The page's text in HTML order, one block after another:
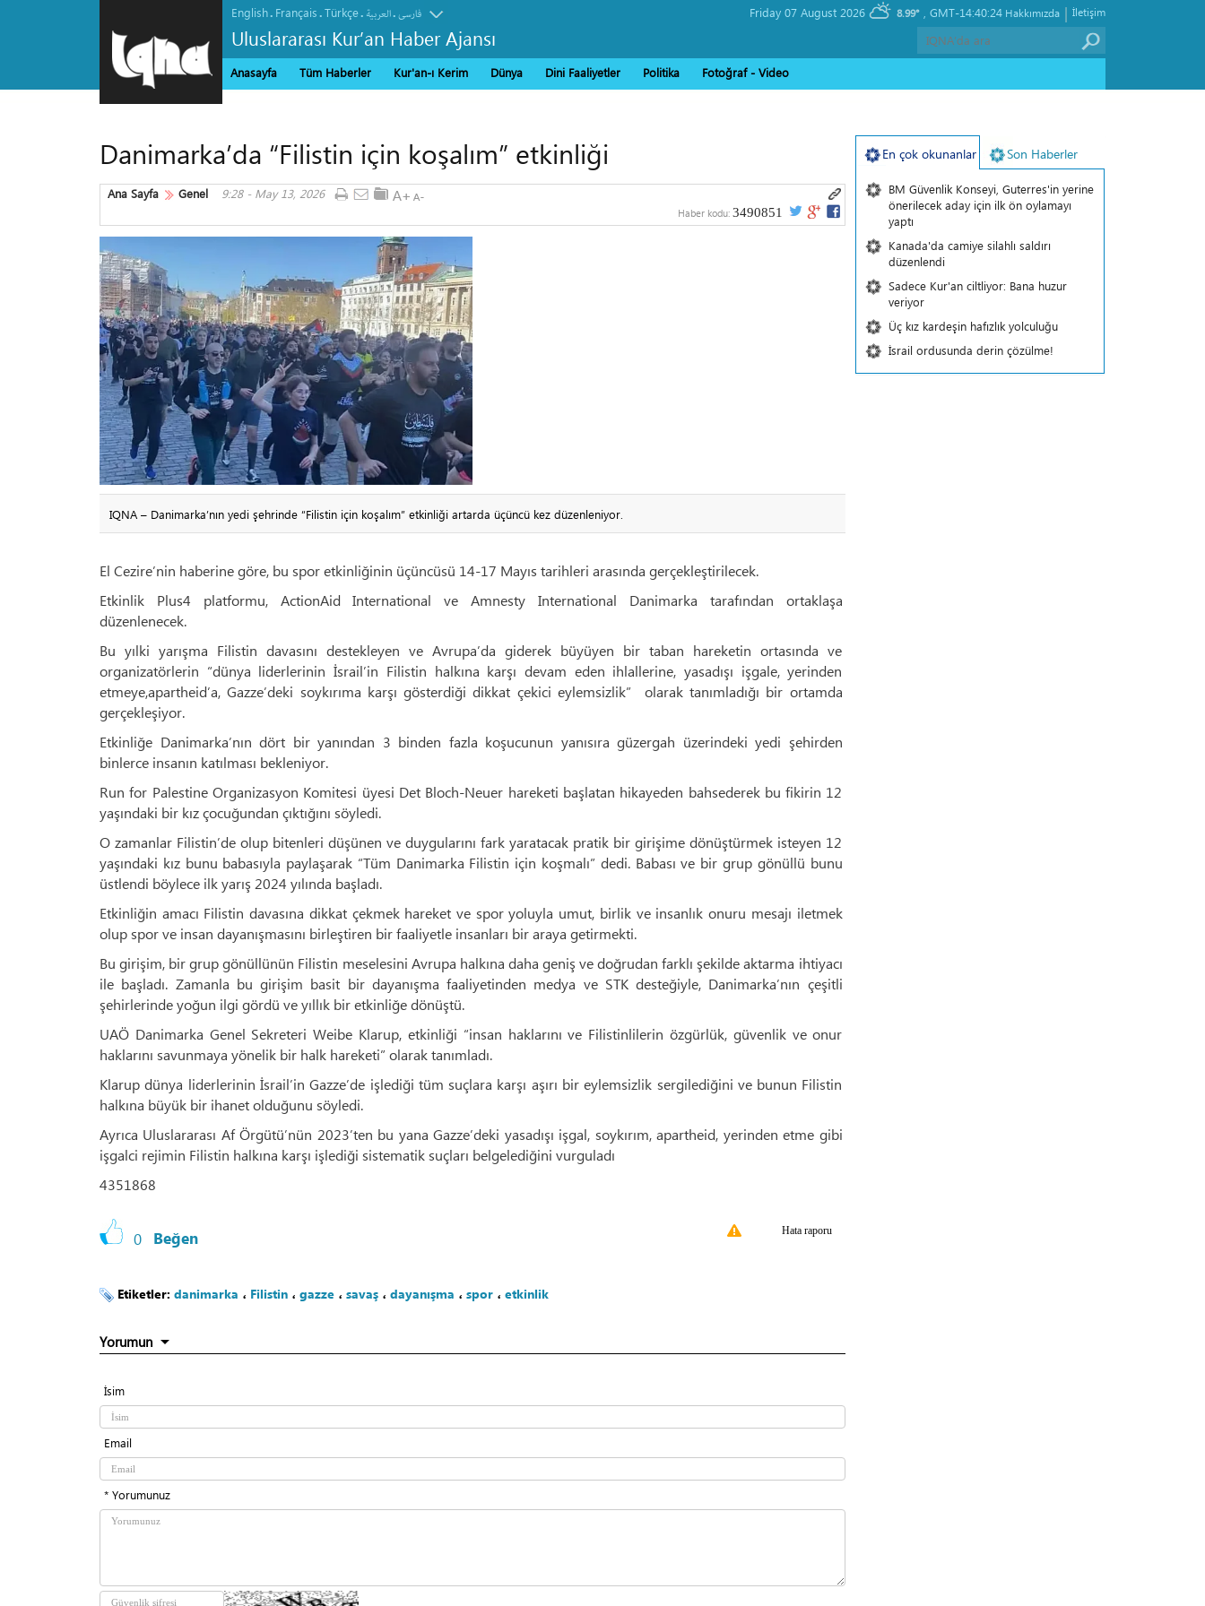
English. Français.Türkçe. العربیة.فارسی
Uluslararası Kur’an Haber Ajansı
GMT-14:40:24
8.99° İletişim
|
Hakkımızda
Anasayfa Tüm Haberler Kur'an-ı Kerim Dünya Dini Faaliyetler Politika Fotoğraf - Video
Danimarka’da “Filistin için koşalım” etkinliği
Ana Sayfa Genel 9:28 - May 13, 2026
Haber kodu: 3490851
IQNA – Danimarka’nın yedi şehrinde “Filistin için koşalım” etkinliği artarda üçüncü kez düzenleniyor.
El Cezire’nin haberine göre, bu spor etkinliğinin üçüncüsü 14-17 Mayıs tarihleri arasında gerçekleştirilecek.
Etkinlik Plus4 platformu, ActionAid International ve Amnesty International Danimarka tarafından ortaklaşa
düzenlenecek.
Bu yılki yarışma Filistin davasını destekleyen ve Avrupa’da giderek büyüyen bir taban hareketin ortasında ve
organizatörlerin “dünya liderlerinin İsrail’in Filistin halkına karşı devam eden ihlallerine, yasadışı işgale, yerinden
etmeye,apartheid’a, Gazze’deki soykırıma karşı gösterdiği dikkat çekici eylemsizlik” olarak tanımladığı bir ortamda
gerçekleşiyor.
Etkinliğe Danimarka’nın dört bir yanından 3 binden fazla koşucunun yanısıra güzergah üzerindeki yedi şehirden
binlerce insanın katılması bekleniyor.
Run for Palestine Organizasyon Komitesi üyesi Det Bloch-Neuer hareketi başlatan hikayeden bahsederek bu fikirin 12
yaşındaki bir kız çocuğundan çıktığını söyledi.
O zamanlar Filistin’de olup bitenleri düşünen ve duygularını fark yaratacak pratik bir girişime dönüştürmek isteyen 12
yaşındaki kız bunu babasıyla paylaşarak “Tüm Danimarka Filistin için koşmalı” dedi. Babası ve bir grup gönüllü bunu
üstlendi böylece ilk yarış 2024 yılında başladı.
Etkinliğin amacı Filistin davasına dikkat çekmek hareket ve spor yoluyla umut, birlik ve insanlık onuru mesajı iletmek
olup spor ve insan dayanışmasını birleştiren bir faaliyetle insanları bir araya getirmekti.
Bu girişim, bir grup gönüllünün Filistin meselesini Avrupa halkına daha geniş ve doğrudan farklı şekilde aktarma ihtiyacı
ile başladı. Zamanla bu girişim basit bir dayanışma faaliyetinden medya ve STK desteğiyle, Danimarka’nın çeşitli
şehirlerinde yoğun ilgi gördü ve yıllık bir etkinliğe dönüştü.
UAÖ Danimarka Genel Sekreteri Weibe Klarup, etkinliği “insan haklarını ve Filistinlilerin özgürlük, güvenlik ve onur
haklarını savunmaya yönelik bir halk hareketi” olarak tanımladı.
Klarup dünya liderlerinin İsrail’in Gazze’de işlediği tüm suçlara karşı aşırı bir eylemsizlik sergilediğini ve bunun Filistin
halkına büyük bir ihanet olduğunu söyledi.
Ayrıca Uluslararası Af Örgütü’nün 2023’ten bu yana Gazze’deki yasadışı işgal, soykırım, apartheid, yerinden etme gibi
işgalci rejimin Filistin halkına karşı işlediği sistematik suçları belgelediğini vurguladı
4351868
0 Beğen Hata raporu
Etiketler: danimarka ، Filistin ، gazze ، savaş ، dayanışma ، spor ، etkinlik
Yorumun
İsim
Email
* Yorumunuz
En çok okunanlar Son Haberler
BM Güvenlik Konseyi, Guterres'in yerine
önerilecek aday için ilk ön oylamayı
yaptı
Kanada'da camiye silahlı saldırı
düzenlendi
Sadece Kur'an ciltliyor: Bana huzur
veriyor
Üç kız kardeşin hafızlık yolculuğu
İsrail ordusunda derin çözülme!